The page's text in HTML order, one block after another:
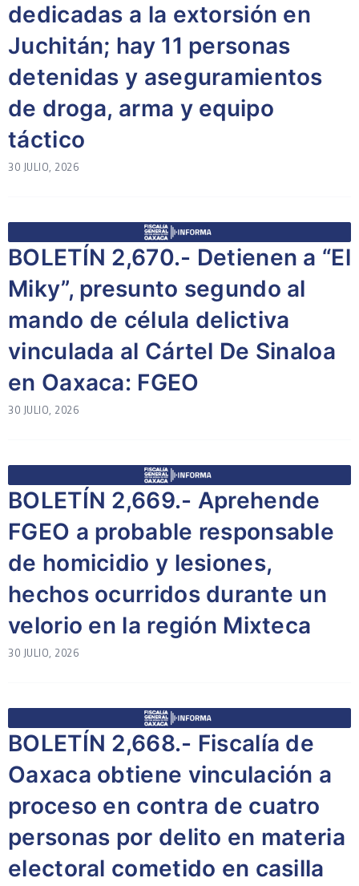
dedicadas a la extorsión en
Juchitán; hay 11 personas
detenidas y aseguramientos
de droga, arma y equipo
táctico
30 JULIO, 2026
BOLETÍN 2,670.- Detienen a “El
Miky”, presunto segundo al
mando de célula delictiva
vinculada al Cártel De Sinaloa
en Oaxaca: FGEO
30 JULIO, 2026
BOLETÍN 2,669.- Aprehende
FGEO a probable responsable
de homicidio y lesiones,
hechos ocurridos durante un
velorio en la región Mixteca
30 JULIO, 2026
BOLETÍN 2,668.- Fiscalía de
Oaxaca obtiene vinculación a
proceso en contra de cuatro
personas por delito en materia
electoral cometido en casilla